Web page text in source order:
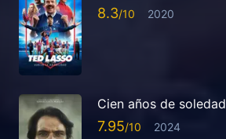
8.3 2020
Cien años de soledad
7.95 2024